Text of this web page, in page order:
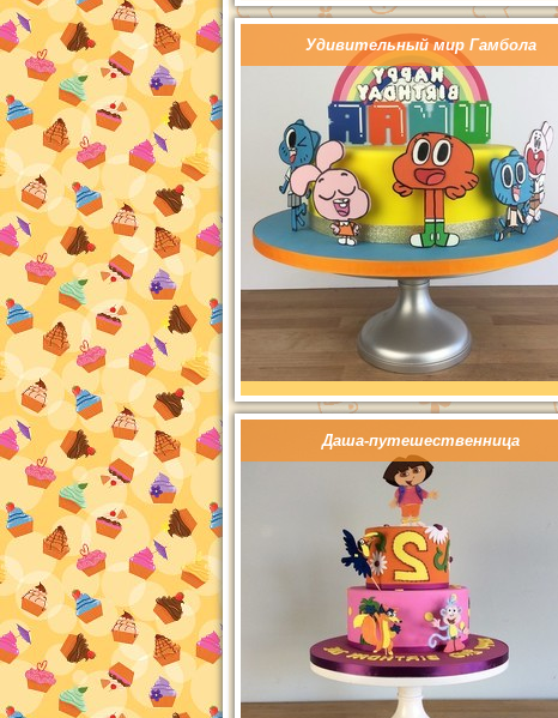
Удивительный мир Гамбола
Даша-путешественница